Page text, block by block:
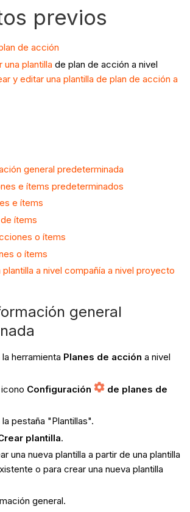
previos
de acción
una plantilla de plan de acción a nivel
y editar una plantilla de plan de acción a
general predeterminada
e ítems predeterminados
e ítems
ítems
o ítems
o ítems
plantilla a nivel compañía a nivel proyecto
general
herramienta Planes de acción a nivel
Configuración
de planes de
pestaña "Plantillas".
plantilla.
una nueva plantilla a partir de una plantilla
o para crear una nueva plantilla
general.